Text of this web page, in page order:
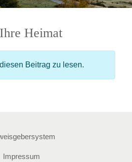
Heimat
Beitrag zu lesen.
Impressum